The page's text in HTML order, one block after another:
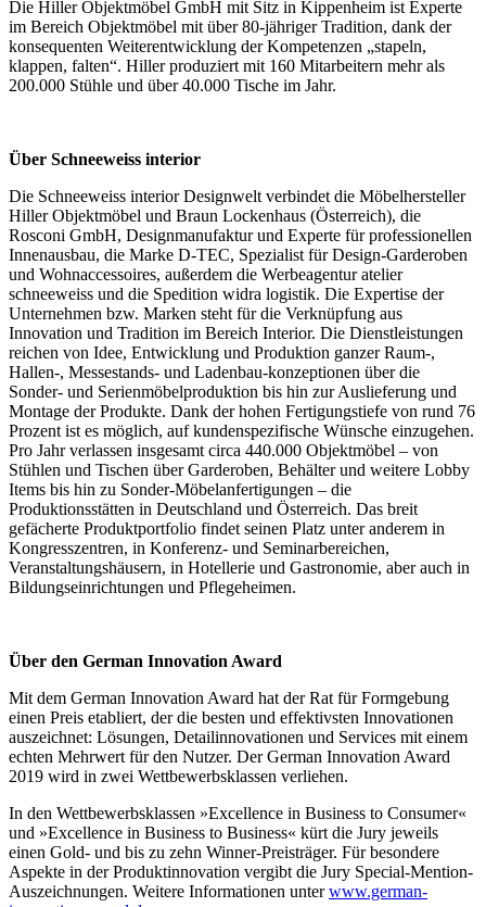
Die Hiller Objektmöbel GmbH mit Sitz in Kippenheim ist Experte
im Bereich Objektmöbel mit über 80-jähriger Tradition, dank der
konsequenten Weiterentwicklung der Kompetenzen „stapeln,
klappen, falten“. Hiller produziert mit 160 Mitarbeitern mehr als
200.000 Stühle und über 40.000 Tische im Jahr.
Über Schneeweiss interior
Die Schneeweiss interior Designwelt verbindet die Möbelhersteller
Hiller Objektmöbel und Braun Lockenhaus (Österreich), die
Rosconi GmbH, Designmanufaktur und Experte für professionellen
Innenausbau, die Marke D-TEC, Spezialist für Design-Garderoben
und Wohnaccessoires, außerdem die Werbeagentur atelier
schneeweiss und die Spedition widra logistik. Die Expertise der
Unternehmen bzw. Marken steht für die Verknüpfung aus
Innovation und Tradition im Bereich Interior. Die Dienstleistungen
reichen von Idee, Entwicklung und Produktion ganzer Raum-,
Hallen-, Messestands- und Ladenbau-konzeptionen über die
Sonder- und Serienmöbelproduktion bis hin zur Auslieferung und
Montage der Produkte. Dank der hohen Fertigungstiefe von rund 76
Prozent ist es möglich, auf kundenspezifische Wünsche einzugehen.
Pro Jahr verlassen insgesamt circa 440.000 Objektmöbel – von
Stühlen und Tischen über Garderoben, Behälter und weitere Lobby
Items bis hin zu Sonder-Möbelanfertigungen – die
Produktionsstätten in Deutschland und Österreich. Das breit
gefächerte Produktportfolio findet seinen Platz unter anderem in
Kongresszentren, in Konferenz- und Seminarbereichen,
Veranstaltungshäusern, in Hotellerie und Gastronomie, aber auch in
Bildungseinrichtungen und Pflegeheimen.
Über den German Innovation Award
Mit dem German Innovation Award hat der Rat für Formgebung
einen Preis etabliert, der die besten und effektivsten Innovationen
auszeichnet: Lösungen, Detailinnovationen und Services mit einem
echten Mehrwert für den Nutzer. Der German Innovation Award
2019 wird in zwei Wettbewerbsklassen verliehen.
In den Wettbewerbsklassen »Excellence in Business to Consumer«
und »Excellence in Business to Business« kürt die Jury jeweils
einen Gold- und bis zu zehn Winner-Preisträger. Für besondere
Aspekte in der Produktinnovation vergibt die Jury Special-Mention-
Auszeichnungen. Weitere Informationen unterwww.german-